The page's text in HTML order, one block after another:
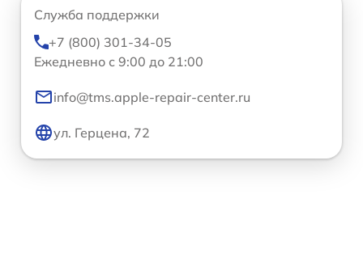
Служба поддержки
+7 (800) 301-34-05
Ежедневно с 9:00 до 21:00
info@tms.apple-repair-center.ru
ул. Герцена, 72